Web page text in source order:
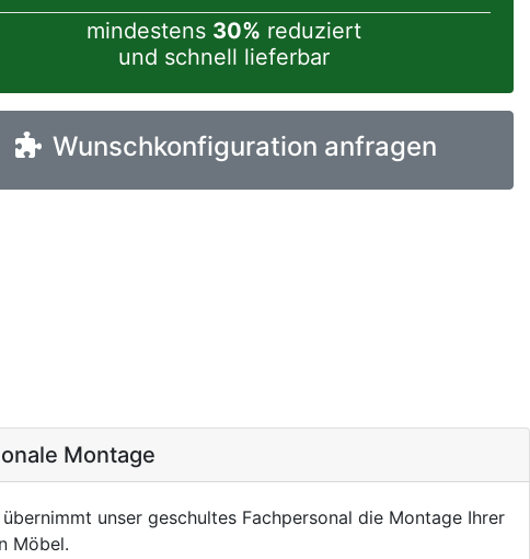
mindestens 30% reduziert
und schnell lieferbar
Wunschkonfiguration anfragen
Montage
übernimmt unser geschultes Fachpersonal die Montage Ihrer
Möbel.